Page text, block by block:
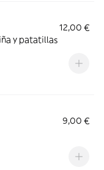
12,00 €
y patatillas
9,00 €